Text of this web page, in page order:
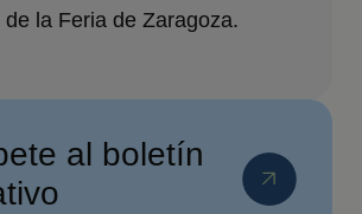
la Feria de Zaragoza.
al boletín